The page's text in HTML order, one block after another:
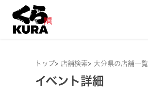
トップ> 店舗検索> 大分県の店舗一覧
イベント詳細